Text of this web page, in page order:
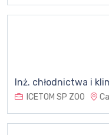
Inż. chłodnictwa i
ICETOM SP ZOO